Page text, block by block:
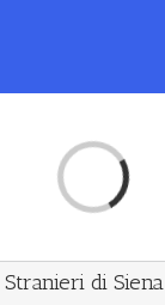
Loading...
di Siena